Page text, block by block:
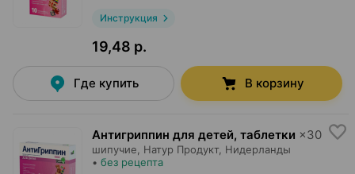
Инструкция
19,48 р.
Где купить В корзину
Антигриппин для детей, таблетки ×30
шипучие, Натур Продукт, Нидерланды
• без рецепта